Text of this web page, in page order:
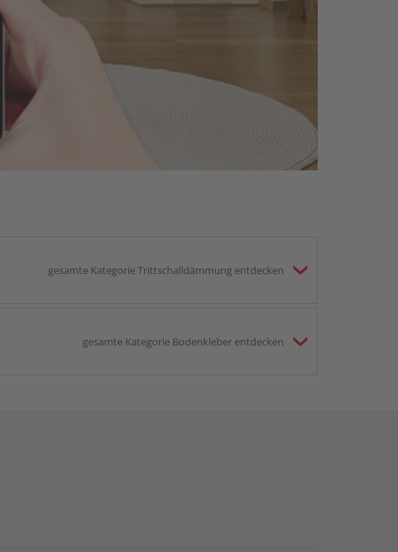
gesamte Kategorie Trittschalldämmung entdecken
gesamte Kategorie Bodenkleber entdecken